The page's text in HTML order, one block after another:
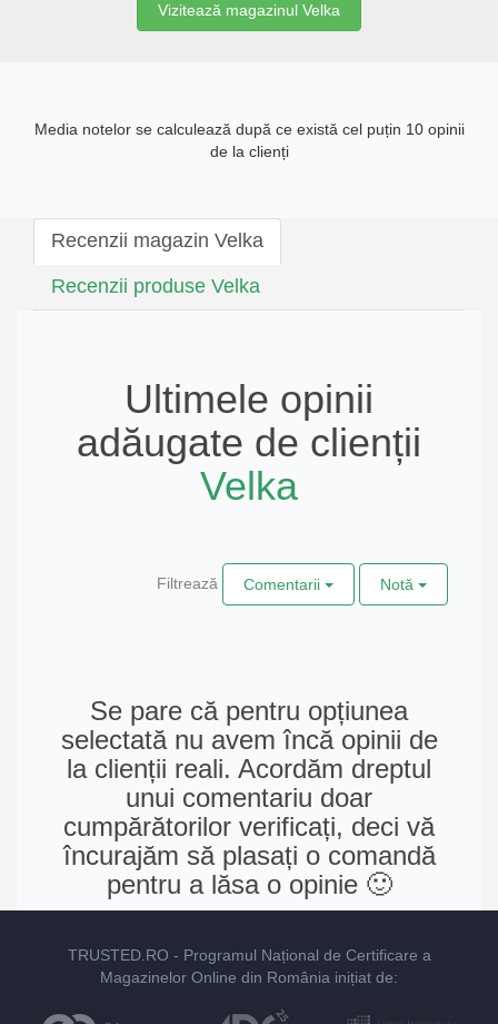
Vizitează magazinul Velka
Media notelor se calculează după ce există cel puțin 10 opinii
de la clienți
Recenzii magazin Velka
Recenzii produse Velka
Ultimele opinii
adăugate de clienții
Velka
Filtrează Comentarii Notă
Se pare că pentru opțiunea
selectată nu avem încă opinii de
la clienții reali. Acordăm dreptul
unui comentariu doar
cumpărătorilor verificați, deci vă
încurajăm să plasați o comandă
pentru a lăsa o opinie 🙂
TRUSTED.RO - Programul Național de Certificare a
Magazinelor Online din România inițiat de: